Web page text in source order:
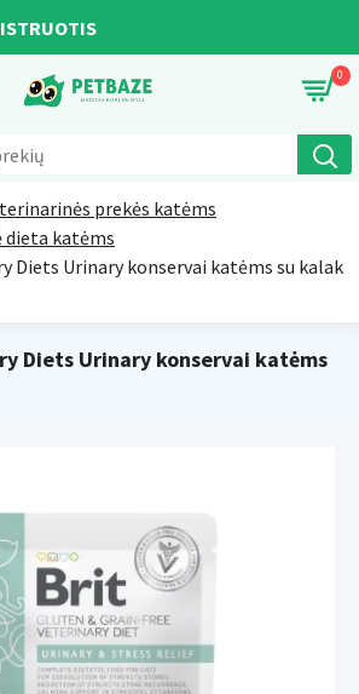
0
prekės katėms
katėms
Diets Urinary konservai katėms su kalak
Diets Urinary konservai katėms